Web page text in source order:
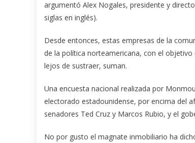
argumentó Alex Nogales, presidente y
siglas en inglés).
Desde entonces, estas empresas de la
de la política norteamericana, con el
lejos de sustraer, suman.
Una encuesta nacional realizada por
electorado estadounidense, por encima del
senadores Ted Cruz y Marcos Rubio, y el
No por gusto el magnate inmobiliario ha